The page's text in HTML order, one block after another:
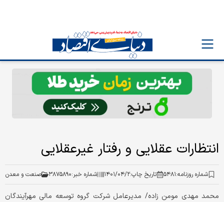
انتظارات عقلایی و رفتار غیرعقلایی
شماره روزنامه:۵۴۸۱ تاریخ چاپ:۱۴۰۱/۰۴/۲ شماره خبر:۳۸۷۵۸۹۰ صنعت و معدن
محمد مهدی مومن‏ زاده/ مدیرعامل شرکت گروه توسعه مالی مهرآیندگان